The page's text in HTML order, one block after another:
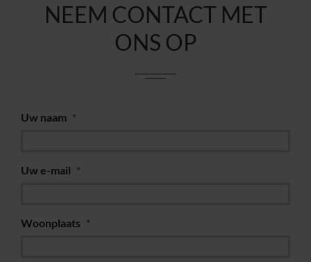
NEEM CONTACT MET
ONS OP
Uw naam *
Uw e-mail *
Woonplaats *